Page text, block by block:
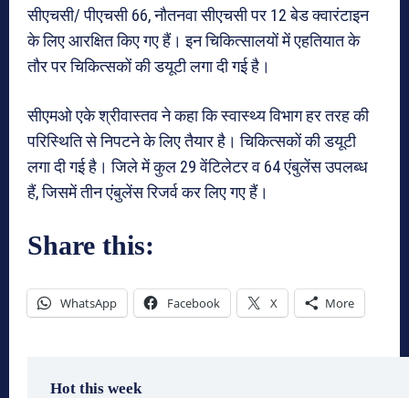
सीएचसी/ पीएचसी 66, नौतनवा सीएचसी पर 12 बेड क्वारंटाइन
के लिए आरक्षित किए गए हैं। इन चिकित्सालयों में एहतियात के
तौर पर चिकित्सकों की डयूटी लगा दी गई है।
सीएमओ एके श्रीवास्तव ने कहा कि स्वास्थ्य विभाग हर तरह की
परिस्थिति से निपटने के लिए तैयार है। चिकित्सकों की डयूटी
लगा दी गई है। जिले में कुल 29 वेंटिलेटर व 64 एंबुलेंस उपलब्ध
हैं, जिसमें तीन एंबुलेंस रिजर्व कर लिए गए हैं।
Share this:
WhatsApp Facebook X More
Hot this week